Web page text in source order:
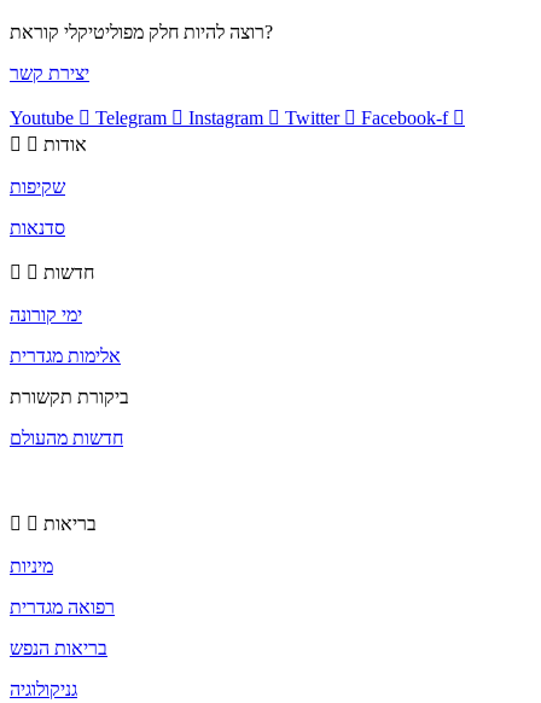
רוצה להיות חלק מפוליטיקלי קוראת?
יצירת קשר
Youtube Telegram Instagram Twitter
Facebook-f
אודות
שקיפות
סדנאות
חדשות
ימי קורונה
אלימות מגדרית
ביקורת תקשורת
חדשות מהעולם
בריאות
מיניות
רפואה מגדרית
בריאות הנפש
גניקולוגיה